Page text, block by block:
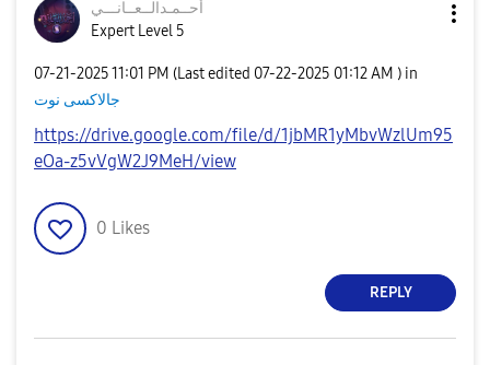
أحــمـدالــعــانـــي
Expert Level 5
‎07-21-202511:01 PM (Last edited ‎07-22-2025 01:12 AM ) in
جالاكسى نوت
https://drive.google.com/file/d/1jbMR1yMbvWzlUm95
eOa-z5vVgW2J9MeH/view
0 Likes
REPLY